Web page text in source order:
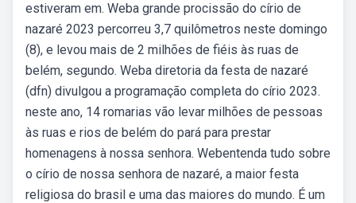
estiveram em. Weba grande procissão do círio de
nazaré 2023 percorreu 3,7 quilômetros neste domingo
(8), e levou mais de 2 milhões de fiéis às ruas de
belém, segundo. Weba diretoria da festa de nazaré
(dfn) divulgou a programação completa do círio 2023.
neste ano, 14 romarias vão levar milhões de pessoas
às ruas e rios de belém do pará para prestar
homenagens à nossa senhora. Webentenda tudo sobre
o círio de nossa senhora de nazaré, a maior festa
religiosa do brasil e uma das maiores do mundo. É um